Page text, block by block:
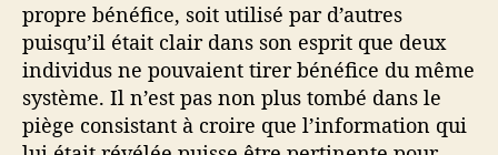
propre bénéfice, soit utilisé par d’autres
puisqu’il était clair dans son esprit que deux
individus ne pouvaient tirer bénéfice du même
système. Il n’est pas non plus tombé dans le
piège consistant à croire que l’information qui